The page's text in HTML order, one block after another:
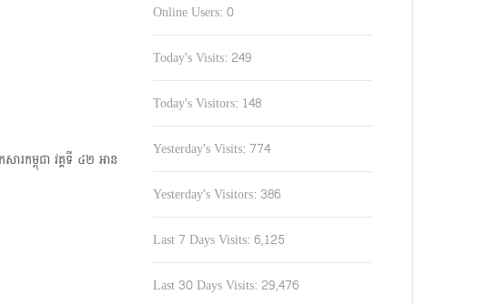
កម្ពុជា វគ្គទី ៤២ ​អាន
Online Users: 0
Today's Visits: 249
Today's Visitors: 148
Yesterday's Visits: 774
Yesterday's Visitors: 386
Last 7 Days Visits: 6,125
Last 30 Days Visits: 29,476